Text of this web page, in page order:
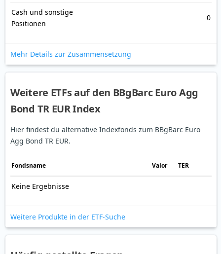
Cash und sonstige
Positionen
0
Mehr Details zur Zusammensetzung
Weitere ETFs auf den BBgBarc Euro Agg
Bond TR EUR Index
Hier findest du alternative Indexfonds zum BBgBarc Euro
Agg Bond TR EUR.
Fonds­name Valor TER
Keine Ergebnisse
Weitere Produkte in der ETF-Suche